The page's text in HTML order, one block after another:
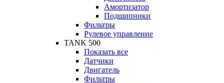
Амортизатор
Подшипники
Фильтры
Рулевое управление
TANK 500
Показать все
Датчики
Двигатель
Фильтры